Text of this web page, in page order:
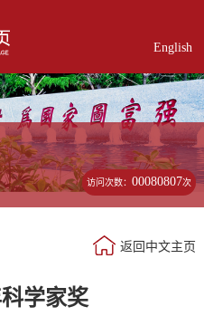
English
访问次数：00080807次
返回中文主页
学家奖